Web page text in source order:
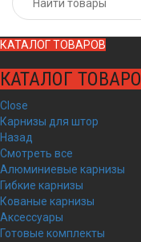
КАТАЛОГ ТОВАРОВ
КАТАЛОГ
Close
Карнизы для штор
Назад
Смотреть все
Алюминиевые карнизы
Гибкие карнизы
Кованые карнизы
Аксессуары
Готовые комплекты